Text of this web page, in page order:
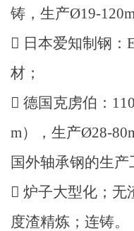
铸，生产Ø19-
 日本爱知制钢
材；
 德国克虏伯：
m），生产Ø28-
国外轴承钢的生
 炉子大型化；无
度渣精炼；连铸。